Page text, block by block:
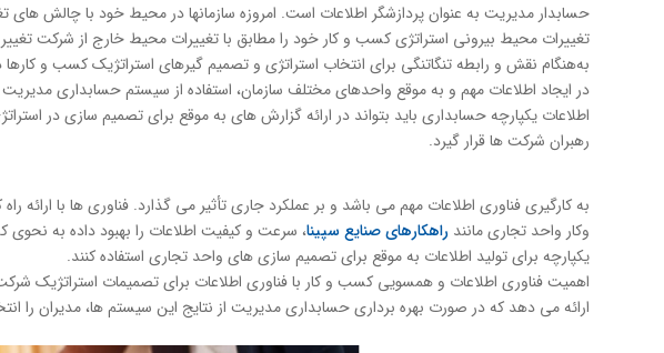
حسابدار مدیریت به عنوان پردازشگر اطلاعات است. امروزه سازمانها در محیط خود با چالش های
تغییرات محیط بیرونی استراتژی كسب و كار خود را مطابق با تغییرات محیط خارج از شركت
به‌هنگام نقش و رابطه تنگاتنگی برای انتخاب استراتژی و تصمیم گیرهای استراتژیک كسب و كارها
در ایجاد اطلاعات مهم و به موقع واحدهای مختلف سازمان، استفاده از سیستم حسابداری
اطلاعات یکپارچه حسابداری باید بتواند در ارائه گزارش های به موقع برای تصمیم سازی در
رهبران شركت ها قرار گیرد.
به كارگیری فناوری اطلاعات مهم می باشد و بر عملکرد جاری تأثیر می گذارد. فناوری ها با ارائه
وكار واحد تجاری مانند راهكارهای صنایع سپینا، سرعت و كیفیت اطلاعات را بهبود داده به
یكپارچه برای تولید اطلاعات به موقع برای تصمیم سازی های واحد تجاری استفاده كنند.
اهمیت فناوری اطلاعات و همسویی کسب و کار با فناوری اطلاعات برای تصمیمات استراتژیک
ارائه می دهد که در صورت بهره برداری حسابداری مدیریت از نتایج این سیستم ها، مدیران را